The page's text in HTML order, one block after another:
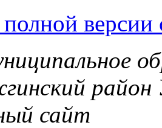
версии
район
сайт